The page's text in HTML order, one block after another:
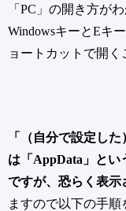
「PC」の開き方が
WindowsキーとEキー
ョートカットで開く
「（自分で設定し
は「AppData」とい
ですが、恐らく表示
ますので以下の手順